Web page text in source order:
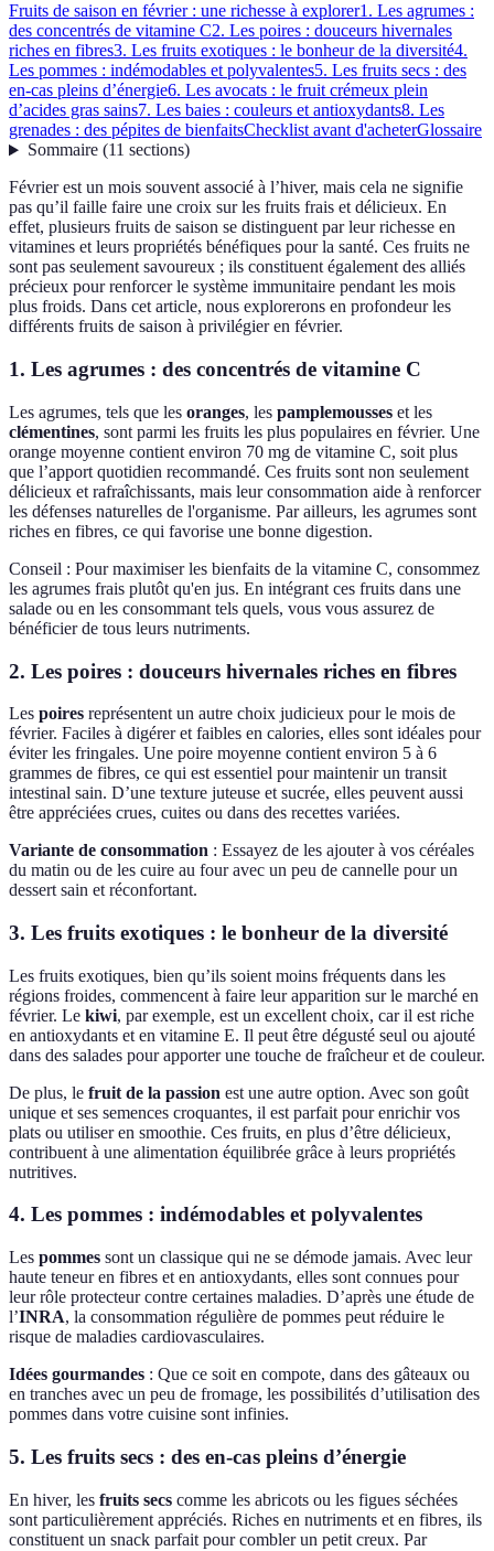
Fruits de saison en février : une richesse à explorer1. Les agrumes :
des concentrés de vitamine C2. Les poires : douceurs hivernales
riches en fibres3. Les fruits exotiques : le bonheur de la diversité4.
Les pommes : indémodables et polyvalentes5. Les fruits secs : des
en-cas pleins d’énergie6. Les avocats : le fruit crémeux plein
d’acides gras sains7. Les baies : couleurs et antioxydants8. Les
grenades : des pépites de bienfaitsChecklist avant d'acheterGlossaire
Sommaire(11 sections)
Février est un mois souvent associé à l’hiver, mais cela ne signifie
pas qu’il faille faire une croix sur les fruits frais et délicieux. En
effet, plusieurs fruits de saison se distinguent par leur richesse en
vitamines et leurs propriétés bénéfiques pour la santé. Ces fruits ne
sont pas seulement savoureux ; ils constituent également des alliés
précieux pour renforcer le système immunitaire pendant les mois
plus froids. Dans cet article, nous explorerons en profondeur les
différents fruits de saison à privilégier en février.
1. Les agrumes : des concentrés de vitamine C
Les agrumes, tels que les oranges, les pamplemousses et les
clémentines, sont parmi les fruits les plus populaires en février. Une
orange moyenne contient environ 70 mg de vitamine C, soit plus
que l’apport quotidien recommandé. Ces fruits sont non seulement
délicieux et rafraîchissants, mais leur consommation aide à renforcer
les défenses naturelles de l'organisme. Par ailleurs, les agrumes sont
riches en fibres, ce qui favorise une bonne digestion.
Conseil : Pour maximiser les bienfaits de la vitamine C, consommez
les agrumes frais plutôt qu'en jus. En intégrant ces fruits dans une
salade ou en les consommant tels quels, vous vous assurez de
bénéficier de tous leurs nutriments.
2. Les poires : douceurs hivernales riches en fibres
Les poires représentent un autre choix judicieux pour le mois de
février. Faciles à digérer et faibles en calories, elles sont idéales pour
éviter les fringales. Une poire moyenne contient environ 5 à 6
grammes de fibres, ce qui est essentiel pour maintenir un transit
intestinal sain. D’une texture juteuse et sucrée, elles peuvent aussi
être appréciées crues, cuites ou dans des recettes variées.
Variante de consommation : Essayez de les ajouter à vos céréales
du matin ou de les cuire au four avec un peu de cannelle pour un
dessert sain et réconfortant.
3. Les fruits exotiques : le bonheur de la diversité
Les fruits exotiques, bien qu’ils soient moins fréquents dans les
régions froides, commencent à faire leur apparition sur le marché en
février. Le kiwi, par exemple, est un excellent choix, car il est riche
en antioxydants et en vitamine E. Il peut être dégusté seul ou ajouté
dans des salades pour apporter une touche de fraîcheur et de couleur.
De plus, le fruit de la passion est une autre option. Avec son goût
unique et ses semences croquantes, il est parfait pour enrichir vos
plats ou utiliser en smoothie. Ces fruits, en plus d’être délicieux,
contribuent à une alimentation équilibrée grâce à leurs propriétés
nutritives.
4. Les pommes : indémodables et polyvalentes
Les pommes sont un classique qui ne se démode jamais. Avec leur
haute teneur en fibres et en antioxydants, elles sont connues pour
leur rôle protecteur contre certaines maladies. D’après une étude de
l’INRA, la consommation régulière de pommes peut réduire le
risque de maladies cardiovasculaires.
Idées gourmandes : Que ce soit en compote, dans des gâteaux ou
en tranches avec un peu de fromage, les possibilités d’utilisation des
pommes dans votre cuisine sont infinies.
5. Les fruits secs : des en-cas pleins d’énergie
En hiver, les fruits secs comme les abricots ou les figues séchées
sont particulièrement appréciés. Riches en nutriments et en fibres, ils
constituent un snack parfait pour combler un petit creux. Par